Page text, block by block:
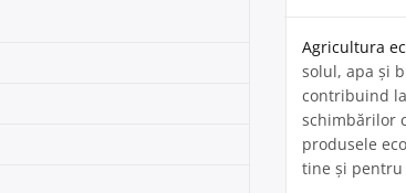
Agricultura
solul, apa și
contribuind
schimbărilor
produsele
tine și pentru